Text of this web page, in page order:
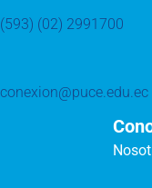
(593) (02) 2991700
conexion@puce.edu.ec